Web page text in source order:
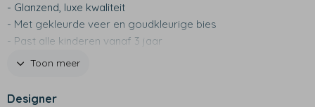
- Glanzend, luxe kwaliteit
- Met gekleurde veer en goudkleurige bies
- Past alle kinderen vanaf 3 jaar
- Naam wordt langs de rand gedrukt
Toon meer
Designer